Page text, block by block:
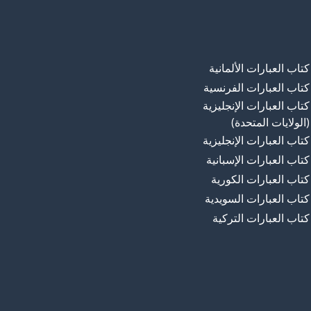
كتاب العبارات الألمانية
كتاب العبارات الفرنسية
كتاب العبارات الإنجليزية
(الولايات المتحدة)
كتاب العبارات الإنجليزية
كتاب العبارات الإسبانية
كتاب العبارات الكورية
كتاب العبارات السويدية
كتاب العبارات التركية